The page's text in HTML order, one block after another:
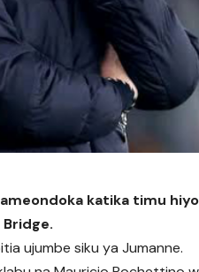
katika timu
ujumbe siku ya Jumanne.